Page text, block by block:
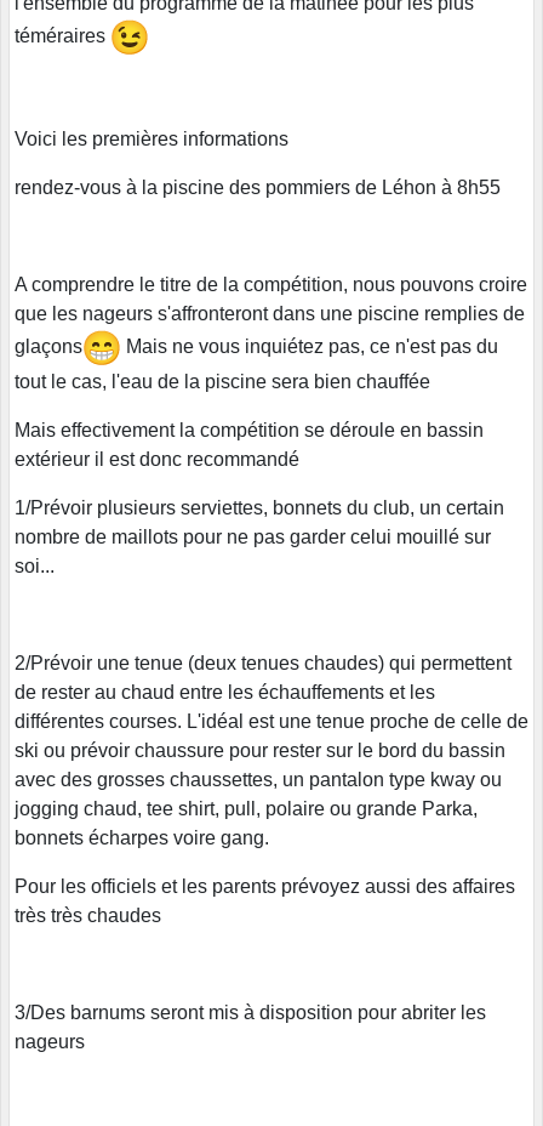
téméraires
Voici les premières informations
rendez-vous à la piscine des pommiers de Léhon à 8h55
A comprendre le titre de la compétition, nous pouvons croire
que les nageurs s'affronteront dans une piscine remplies de
glaçons
Mais ne vous inquiétez pas, ce n'est pas du
tout le cas, l'eau de la piscine sera bien chauffée
Mais effectivement la compétition se déroule en bassin
extérieur il est donc recommandé
1/Prévoir plusieurs serviettes, bonnets du club, un certain
nombre de maillots pour ne pas garder celui mouillé sur
soi...
2/Prévoir une tenue (deux tenues chaudes) qui permettent
de rester au chaud entre les échauffements et les
différentes courses. L'idéal est une tenue proche de celle de
ski ou prévoir chaussure pour rester sur le bord du bassin
avec des grosses chaussettes, un pantalon type kway ou
jogging chaud, tee shirt, pull, polaire ou grande Parka,
bonnets écharpes voire gang.
Pour les officiels et les parents prévoyez aussi des affaires
très très chaudes
3/Des barnums seront mis à disposition pour abriter les
nageurs